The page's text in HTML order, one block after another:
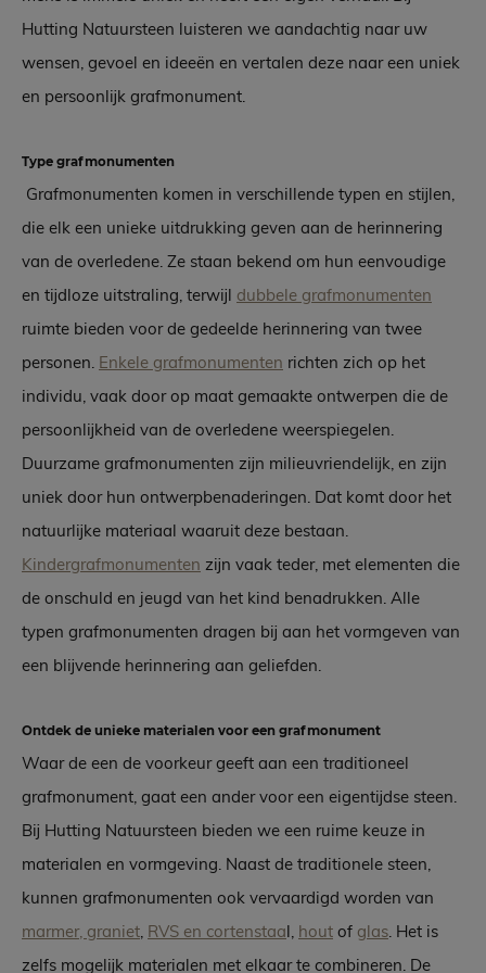
Hutting Natuursteen luisteren we aandachtig naar uw
wensen, gevoel en ideeën en vertalen deze naar een uniek
en persoonlijk grafmonument.
Type grafmonumenten
Grafmonumenten komen in verschillende typen en stijlen,
die elk een unieke uitdrukking geven aan de herinnering
van de overledene. Ze staan bekend om hun eenvoudige
en tijdloze uitstraling, terwijl dubbele grafmonumenten
ruimte bieden voor de gedeelde herinnering van twee
personen. Enkele grafmonumenten richten zich op het
individu, vaak door op maat gemaakte ontwerpen die de
persoonlijkheid van de overledene weerspiegelen.
Duurzame grafmonumenten zijn milieuvriendelijk, en zijn
uniek door hun ontwerpbenaderingen. Dat komt door het
natuurlijke materiaal waaruit deze bestaan.
Kindergrafmonumenten zijn vaak teder, met elementen die
de onschuld en jeugd van het kind benadrukken. Alle
typen grafmonumenten dragen bij aan het vormgeven van
een blijvende herinnering aan geliefden.
Ontdek de unieke materialen voor een grafmonument
Waar de een de voorkeur geeft aan een traditioneel
grafmonument, gaat een ander voor een eigentijdse steen.
Bij Hutting Natuursteen bieden we een ruime keuze in
materialen en vormgeving. Naast de traditionele steen,
kunnen grafmonumenten ook vervaardigd worden van
marmer, graniet, RVS en cortenstaal, hout of glas. Het is
zelfs mogelijk materialen met elkaar te combineren. De